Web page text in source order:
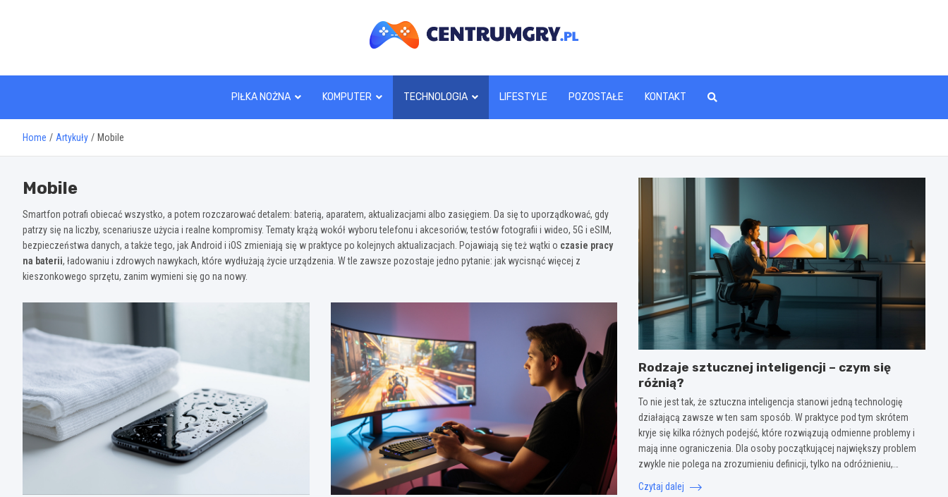
centrumgry.pl
PIŁKA NOŻNA KOMPUTER TECHNOLOGIA LIFESTYLE POZOSTAŁE KONTAKT
Home Artykuły Mobile
Mobile
Smartfon potrafi obiecać wszystko, a potem rozczarować detalem: baterią, aparatem, aktualizacjami albo zasięgiem. Da się to uporządkować, gdy
patrzy się na liczby, scenariusze użycia i realne kompromisy. Tematy krążą wokół wyboru telefonu i akcesoriów, testów fotografii i wideo, 5G i eSIM,
bezpieczeństwa danych, a także tego, jak Android i iOS zmieniają się w praktyce po kolejnych aktualizacjach. Pojawiają się też wątki o czasie pracy
na baterii, ładowaniu i zdrowych nawykach, które wydłużają życie urządzenia. W tle zawsze pozostaje jedno pytanie: jak wycisnąć więcej z
kieszonkowego sprzętu, zanim wymieni się go na nowy.
Rodzaje sztucznej inteligencji – czym się
różnią?
To nie jest tak, że sztuczna inteligencja stanowi jedną technologię
działającą zawsze w ten sam sposób. W praktyce pod tym skrótem
kryje się kilka różnych podejść, które rozwiązują odmienne problemy i
mają inne ograniczenia. Dla osoby początkującej największy problem
zwykle nie polega na zrozumieniu definicji, tylko na odróżnieniu,…
Czytaj dalej